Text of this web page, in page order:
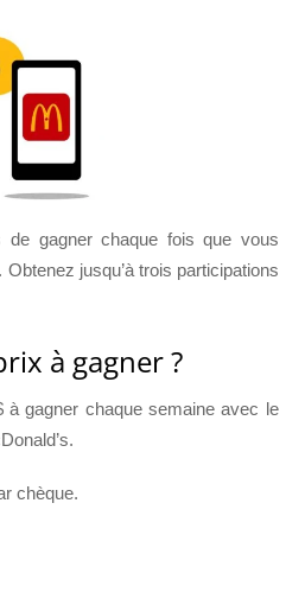
de gagner chaque fois que vous
Obtenez jusqu’à trois participations
à gagner ?
à gagner chaque semaine avec le
chèque.